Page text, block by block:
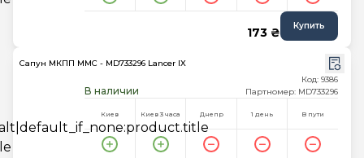
173 ₴ Купить
Сапун МКПП MMC - MD733296 Lancer IX
В наличии
Код: 9386
Партномер: MD733296
Киев Киев 3 часа Днепр 1 день В пути